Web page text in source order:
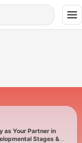
as Your Partner in
Stages &